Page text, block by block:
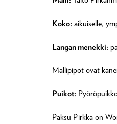
Koko: aikuiselle,
Langan menekki:
Mallipipot ovat
Puikot:
Paksu Pirkka on